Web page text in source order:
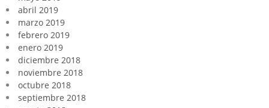
abril 2019
marzo 2019
febrero 2019
enero 2019
diciembre 2018
noviembre 2018
octubre 2018
septiembre 2018